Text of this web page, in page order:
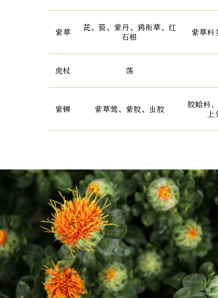
紫草
茈、藐、紫丹、鸦衔草、红
石根
紫草科
虎杖 荡
紫铆 紫草莺、紫胶、虫胶
胶蛤科